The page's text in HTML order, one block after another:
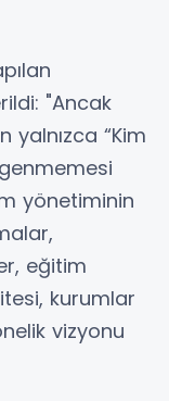
"Ancak
yalnızca “Kim
yönetiminin
eğitim
kurumlar
vizyonu